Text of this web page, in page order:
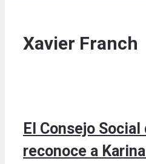
Xavier Franch
El Consejo Social
reconoce a